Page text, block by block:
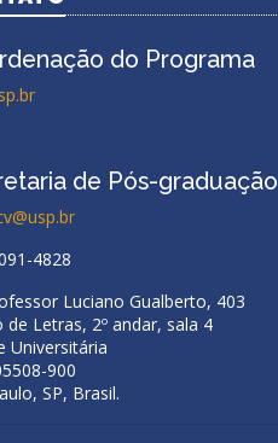
do Programa
de Pós-graduação
4828
Luciano Gualberto, 403
de Letras, 2º andar, sala 4
Universitária
900
SP, Brasil.